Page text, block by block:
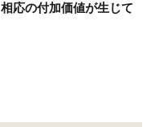
応の付加価値が生じて